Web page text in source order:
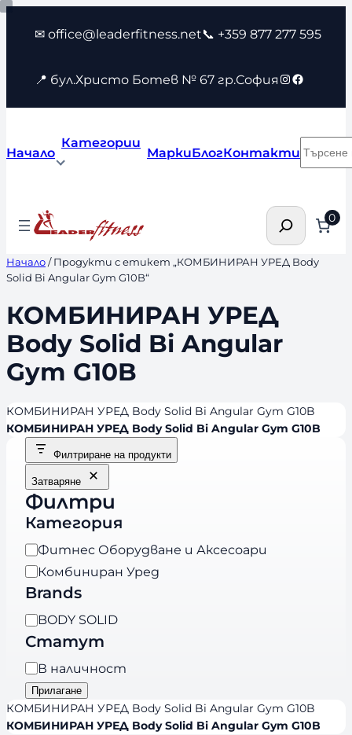
Към
съдържанието
✉ office@leaderfitness.net📞 +359 877 277 595
📍 бул.Христо Ботев № 67 гр.София Instagram
Facebook
Начало
Категории
МаркиБлогКонтакти
Търсене 0
Начало/ Продукти с етикет „КОМБИНИРАН УРЕД Body
Solid Bi Angular Gym G10B“
КОМБИНИРАН УРЕД
Body Solid Bi Angular
Gym G10B
КОМБИНИРАН УРЕД Body Solid Bi Angular Gym G10B
КОМБИНИРАН УРЕД Body Solid Bi Angular Gym G10B
Филтриране на продукти
Затваряне
Филтри
Категория
К
а
т
г
о
р
и
я
Фитнес Оборудване и Аксесоари
Комбиниран Уред
Brands
B
r
a
n
d
s
BODY SOLID
Статут
Н
а
л
и
В наличност
Прилагане
КОМБИНИРАН УРЕД Body Solid Bi Angular Gym G10B
КОМБИНИРАН УРЕД Body Solid Bi Angular Gym G10B